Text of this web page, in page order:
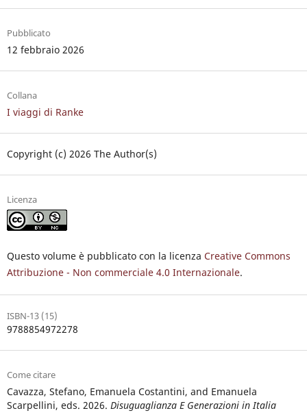
Pubblicato
12 febbraio 2026
Collana
I viaggi di Ranke
Copyright (c) 2026 The Author(s)
Licenza
Questo volume è pubblicato con la licenza Creative Commons
Attribuzione - Non commerciale 4.0 Internazionale.
ISBN-13 (15)
9788854972278
Come citare
Cavazza, Stefano, Emanuela Costantini, and Emanuela
Scarpellini, eds. 2026. Disuguaglianza E Generazioni in Italia